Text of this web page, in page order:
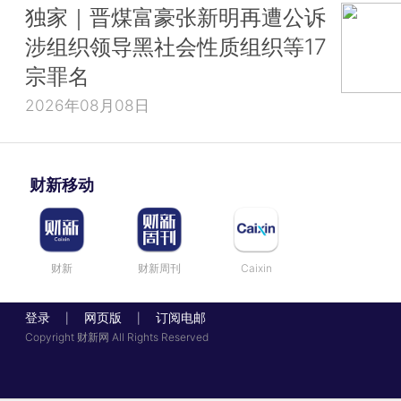
独家｜晋煤富豪张新明再遭公诉
涉组织领导黑社会性质组织等17
宗罪名
2026年08月08日
财新移动
财新 财新周刊 Caixin
登录 网页版 订阅电邮
Copyright 财新网 All Rights Reserved